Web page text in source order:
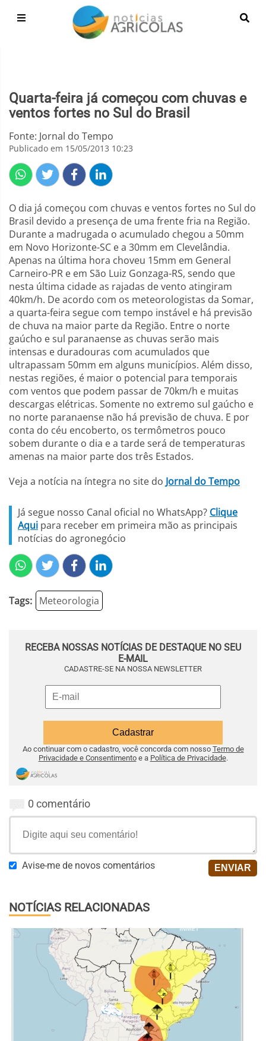
Quarta-feira já começou com chuvas e
ventos fortes no Sul do Brasil
Fonte: Jornal do Tempo
Publicado em 15/05/2013 10:23
O dia já começou com chuvas e ventos fortes no Sul do
Brasil devido a presença de uma frente fria na Região.
Durante a madrugada o acumulado chegou a 50mm
em Novo Horizonte-SC e a 30mm em Clevelândia.
Apenas na última hora choveu 15mm em General
Carneiro-PR e em São Luiz Gonzaga-RS, sendo que
nesta última cidade as rajadas de vento atingiram
40km/h. De acordo com os meteorologistas da Somar,
a quarta-feira segue com tempo instável e há previsão
de chuva na maior parte da Região. Entre o norte
gaúcho e sul paranaense as chuvas serão mais
intensas e duradouras com acumulados que
ultrapassam 50mm em alguns municípios. Além disso,
nestas regiões, é maior o potencial para temporais
com ventos que podem passar de 70km/h e muitas
descargas elétricas. Somente no extremo sul gaúcho e
no norte paranaense não há previsão de chuva. E por
conta do céu encoberto, os termômetros pouco
sobem durante o dia e a tarde será de temperaturas
amenas na maior parte dos três Estados.
Veja a notícia na íntegra no site do Jornal do Tempo
Já segue nosso Canal oficial no WhatsApp? Clique
Aqui para receber em primeira mão as principais
notícias do agronegócio
Tags: Meteorologia
RECEBA NOSSAS NOTÍCIAS DE DESTAQUE NO SEU
E-MAIL
CADASTRE-SE NA NOSSA NEWSLETTER
Ao continuar com o cadastro, você concorda com nosso Termo de
Privacidade e Consentimentoe a Política de Privacidade.
0 comentário
Avise-me de novos comentários
NOTÍCIAS RELACIONADAS